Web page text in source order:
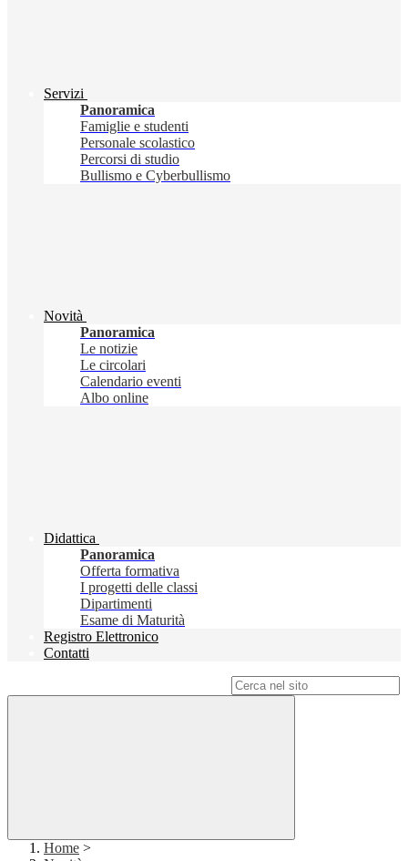
Servizi
Panoramica
Famiglie e studenti
Personale scolastico
Percorsi di studio
Bullismo e Cyberbullismo
Novità
Panoramica
Le notizie
Le circolari
Calendario eventi
Albo online
Didattica
Panoramica
Offerta formativa
I progetti delle classi
Dipartimenti
Esame di Maturità
Registro Elettronico
Contatti
Home >